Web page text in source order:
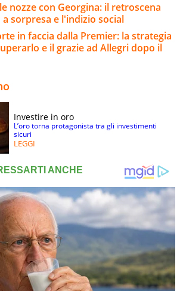
nozze con Georgina: il retroscena
sorpresa e l'indizio social
in faccia dalla Premier: la strategia
e il grazie ad Allegri dopo il
Investire in oro
L’oro torna protagonista tra gli investimenti
sicuri
LEGGI